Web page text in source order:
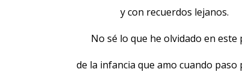
y con recuerdos lejanos.
No sé lo que he olvidado en este
de la infancia que amo cuando paso